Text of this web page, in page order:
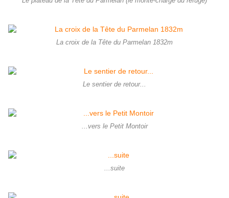
La croix de la Tête du Parmelan 1832m
Le sentier de retour...
...vers le Petit Montoir
...suite